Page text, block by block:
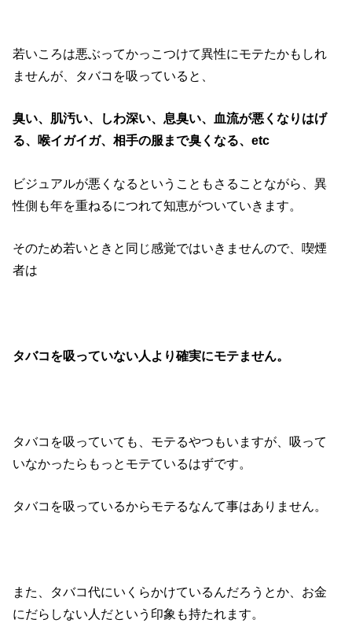
若いころは悪ぶってかっこつけて異性にモテたかもしれ
ませんが、タバコを吸っていると、
臭い、肌汚い、しわ深い、息臭い、血流が悪くなりはげ
る、喉イガイガ、相手の服まで臭くなる、etc
ビジュアルが悪くなるということもさることながら、異
性側も年を重ねるにつれて知恵がついていきます。
そのため若いときと同じ感覚ではいきませんので、喫煙
者は
タバコを吸っていない人より確実にモテません。
タバコを吸っていても、モテるやつもいますが、吸って
いなかったらもっとモテているはずです。
タバコを吸っているからモテるなんて事はありません。
また、タバコ代にいくらかけているんだろうとか、お金
にだらしない人だという印象も持たれます。